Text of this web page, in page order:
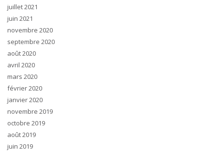
juillet 2021
juin 2021
novembre 2020
septembre 2020
août 2020
avril 2020
mars 2020
février 2020
janvier 2020
novembre 2019
octobre 2019
août 2019
juin 2019